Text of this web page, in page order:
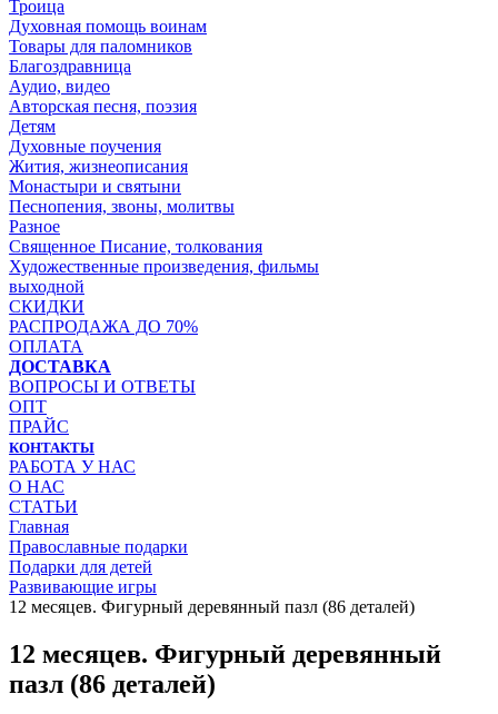
Троица
Духовная помощь воинам
Товары для паломников
Благоздравница
Аудио, видео
Авторская песня, поэзия
Детям
Духовные поучения
Жития, жизнеописания
Монастыри и святыни
Песнопения, звоны, молитвы
Разное
Священное Писание, толкования
Художественные произведения, фильмы
выходной
СКИДКИ
РАСПРОДАЖА ДО 70%
ОПЛАТА
ДОСТАВКА
ВОПРОСЫ И ОТВЕТЫ
ОПТ
ПРАЙС
КОНТАКТЫ
РАБОТА У НАС
О НАС
СТАТЬИ
Главная
Православные подарки
Подарки для детей
Развивающие игры
12 месяцев. Фигурный деревянный пазл (86 деталей)
12 месяцев. Фигурный деревянный
пазл (86 деталей)